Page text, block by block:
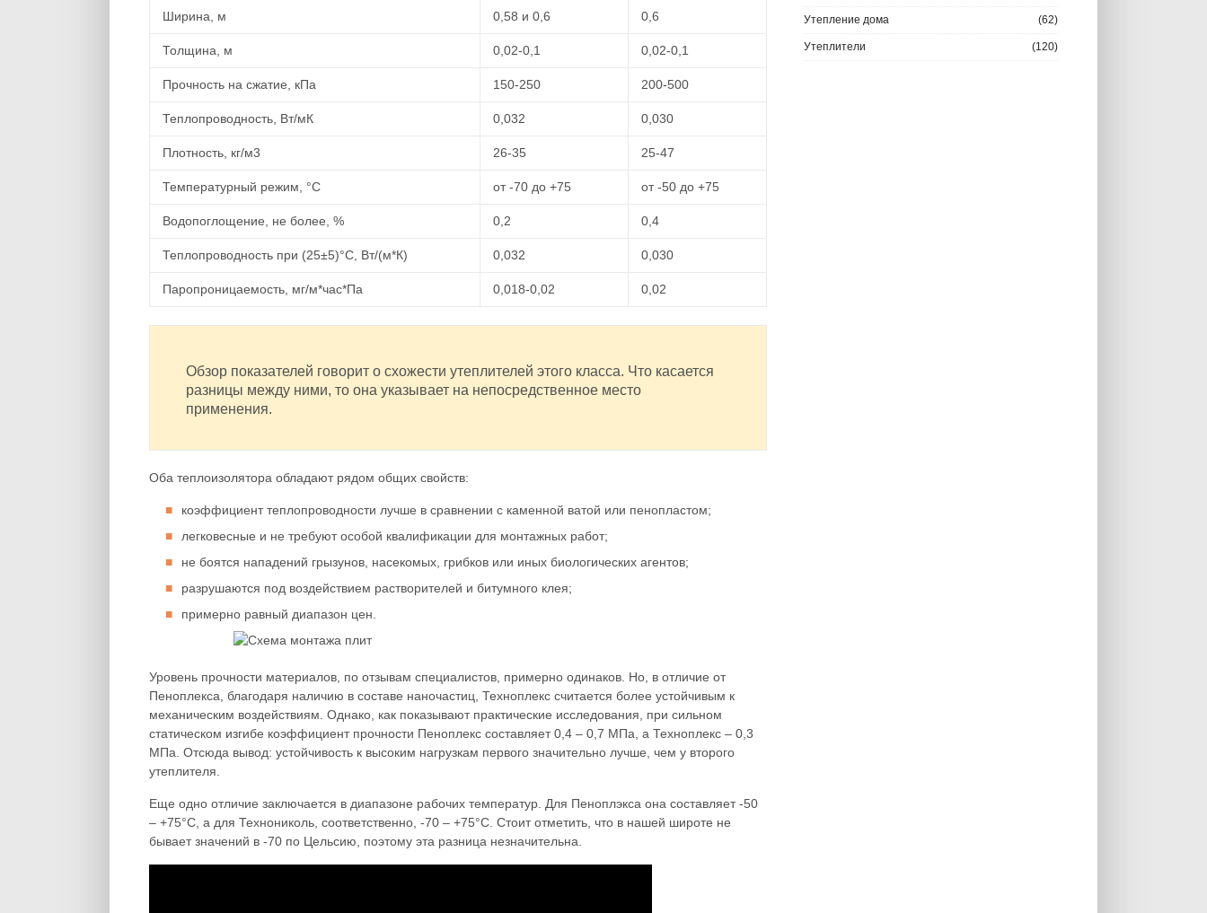
Ширина, м 0,58 и 0,6 0,6
Толщина, м 0,02-0,1 0,02-0,1
Прочность на сжатие, кПа 150-250 200-500
Теплопроводность, Вт/мК 0,032 0,030
Плотность, кг/м3 26-35 25-47
Температурный режим, °C от -70 до +75 от -50 до +75
Водопоглощение, не более, % 0,2 0,4
Теплопроводность при (25±5)°C, Вт/(м*К) 0,032 0,030
Паропроницаемость, мг/м*час*Па 0,018-0,02 0,02
Обзор показателей говорит о схожести утеплителей этого класса. Что касается
разницы между ними, то она указывает на непосредственное место
применения.
Оба теплоизолятора обладают рядом общих свойств:
коэффициент теплопроводности лучше в сравнении с каменной ватой или пенопластом;
легковесные и не требуют особой квалификации для монтажных работ;
не боятся нападений грызунов, насекомых, грибков или иных биологических агентов;
разрушаются под воздействием растворителей и битумного клея;
примерно равный диапазон цен.
Уровень прочности материалов, по отзывам специалистов, примерно одинаков. Но, в отличие от
Пеноплекса, благодаря наличию в составе наночастиц, Техноплекс считается более устойчивым к
механическим воздействиям. Однако, как показывают практические исследования, при сильном
статическом изгибе коэффициент прочности Пеноплекс составляет 0,4 – 0,7 МПа, а Техноплекс – 0,3
МПа. Отсюда вывод: устойчивость к высоким нагрузкам первого значительно лучше, чем у второго
утеплителя.
Еще одно отличие заключается в диапазоне рабочих температур. Для Пеноплэкса она составляет -50
– +75°C, а для Технониколь, соответственно, -70 – +75°C. Стоит отметить, что в нашей широте не
бывает значений в -70 по Цельсию, поэтому эта разница незначительна.
Утепление дома (62)
Утеплители (120)